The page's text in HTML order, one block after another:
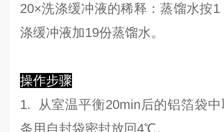
20×洗涤缓冲液的稀释：蒸馏水按
涤缓冲液加19份蒸馏水。
操作步骤
1. 从室温平衡20min后的铝箔袋
条用自封袋密封放回4℃。